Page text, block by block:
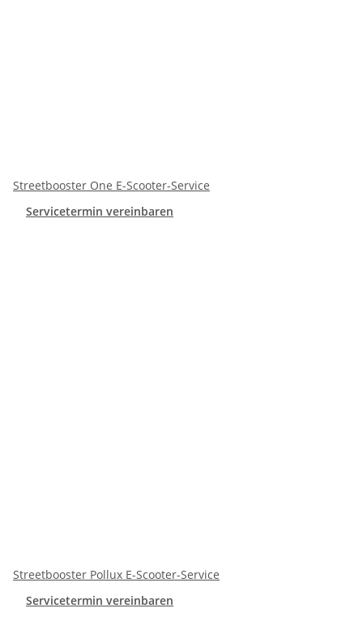
Streetbooster One E-Scooter-Service
Servicetermin vereinbaren
Streetbooster Pollux E-Scooter-Service
Servicetermin vereinbaren